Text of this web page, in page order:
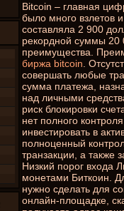
Bitcoin – главная
было много взлетов
составляла 2 900
рекордной суммы 20
преимущества.
биржа bitcoin .
совершать любые
сумма платежа,
над личными
риск блокировки
нет полного
инвестировать в
полноценный
транзакции, а также
Низкий порог входа
монетами Биткоин.
нужно сделать для
онлайн-площадке,